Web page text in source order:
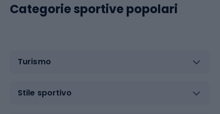
Categorie sportive popolari
Turismo
Stile sportivo